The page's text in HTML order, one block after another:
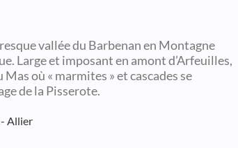
vallée du Barbenan en Montagne
Large et imposant en amont d’Arfeuilles,
où « marmites » et cascades se
de la Pisserote.
Allier